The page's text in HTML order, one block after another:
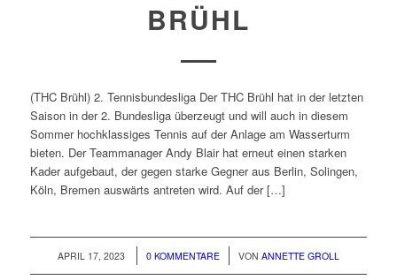
BRÜHL
(THC Brühl) 2. Tennisbundesliga Der THC Brühl hat in der letzten
Saison in der 2. Bundesliga überzeugt und will auch in diesem
Sommer hochklassiges Tennis auf der Anlage am Wasserturm
bieten. Der Teammanager Andy Blair hat erneut einen starken
Kader aufgebaut, der gegen starke Gegner aus Berlin, Solingen,
Köln, Bremen auswärts antreten wird. Auf der […]
APRIL 17, 2023
/ 0 KOMMENTARE
/ VON ANNETTE GROLL